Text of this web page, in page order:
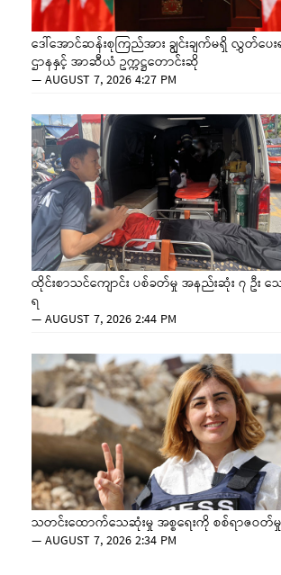
ဒေါ်အောင်ဆန်းစုကြည်အား ချွင်းချက်မရှိ လွှတ်ပေးရ
ဌာနနှင့် အာဆီယံ ဥက္ကဋ္ဌတောင်းဆို
—AUGUST 7, 2026 4:27 PM
ထိုင်းစာသင်ကျောင်း ပစ်ခတ်မှု အနည်းဆုံး ၇ ဦး သ
ရ
—AUGUST 7, 2026 2:44 PM
သတင်းထောက်သေဆုံးမှု အစ္စရေးကို စစ်ရာဇဝတ်မှု
—AUGUST 7, 2026 2:34 PM